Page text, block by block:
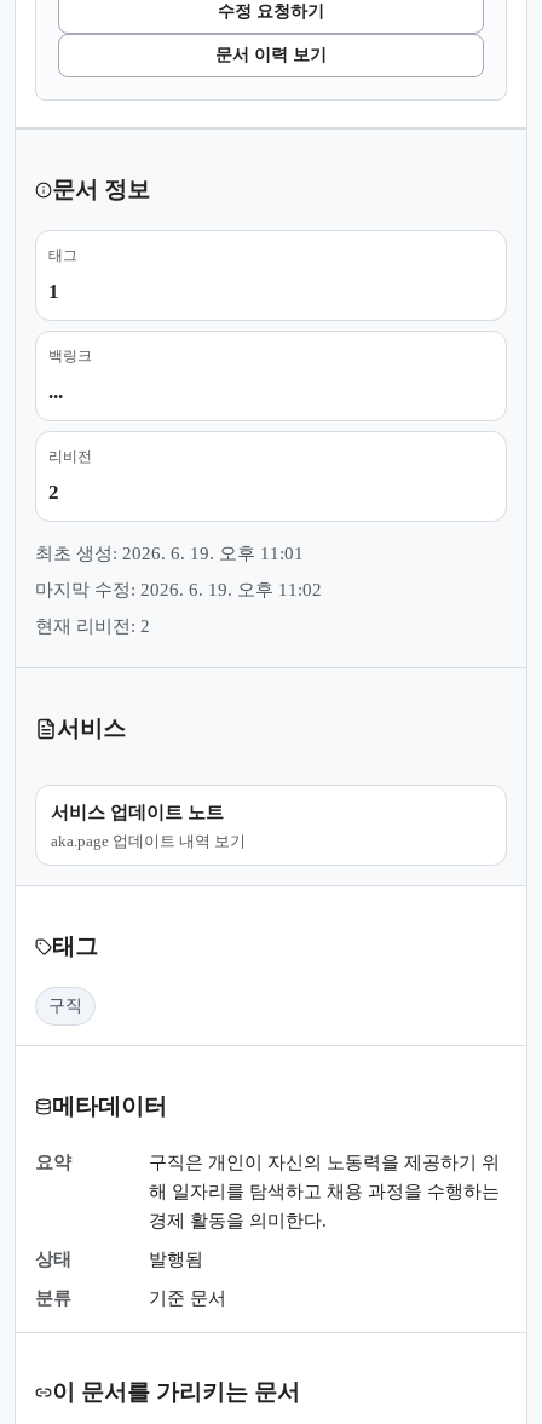
수정 요청하기
문서 이력 보기
문서 정보
태그
1
백링크
...
리비전
2
최초 생성: 2026. 6. 19. 오후 11:01
마지막 수정: 2026. 6. 19. 오후 11:02
현재 리비전: 2
서비스
서비스 업데이트 노트
aka.page 업데이트 내역 보기
태그
구직
메타데이터
요약
구직은 개인이 자신의 노동력을 제공하기 위
해 일자리를 탐색하고 채용 과정을 수행하는
경제 활동을 의미한다.
상태
발행됨
분류
기준 문서
이 문서를 가리키는 문서